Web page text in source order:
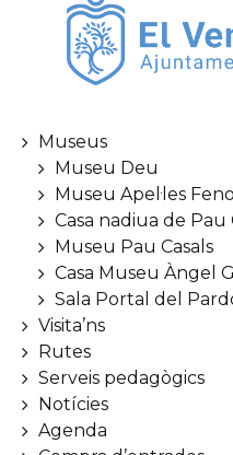
Museus
Museu Deu
Museu Apel·les
Casa nadiua de Pau
Museu Pau Casals
Casa Museu Àngel
Sala Portal del
Visita’ns
Rutes
Serveis pedagògics
Notícies
Agenda